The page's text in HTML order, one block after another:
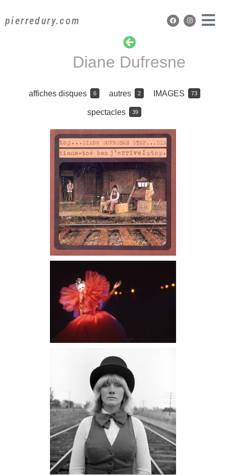
pierredury.com
Diane Dufresne
affiches disques 6 autres 2 IMAGES 73
spectacles 39